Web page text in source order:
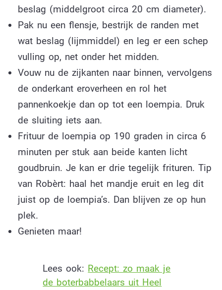
beslag (middelgroot circa 20 cm diameter).
Pak nu een flensje, bestrijk de randen met
wat beslag (lijmmiddel) en leg er een schep
vulling op, net onder het midden.
Vouw nu de zijkanten naar binnen, vervolgens
de onderkant eroverheen en rol het
pannenkoekje dan op tot een loempia. Druk
de sluiting iets aan.
Frituur de loempia op 190 graden in circa 6
minuten per stuk aan beide kanten licht
goudbruin. Je kan er drie tegelijk frituren. Tip
van Robèrt: haal het mandje eruit en leg dit
juist op de loempia’s. Dan blijven ze op hun
plek.
Genieten maar!
Lees ook: Recept: zo maak je
de boterbabbelaars uit Heel